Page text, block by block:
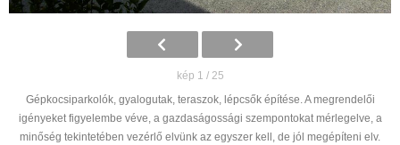
kép 1 / 25
Gépkocsiparkolók, gyalogutak, teraszok, lépcsők építése. A megrendelői
igényeket figyelembe véve, a gazdaságossági szempontokat mérlegelve, a
minőség tekintetében vezérlő elvünk az egyszer kell, de jól megépíteni elv.